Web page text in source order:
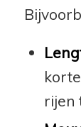
rijen